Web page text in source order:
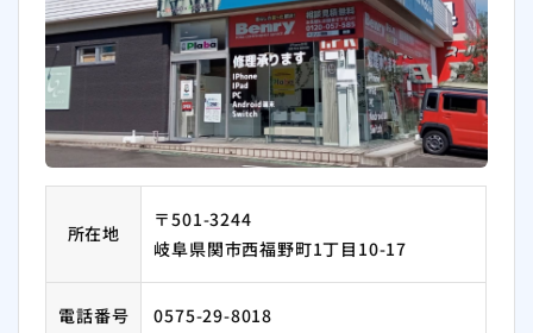
所在地
〒501-3244
岐阜県関市西福野町1丁目10-17
電話番号 0575-29-8018